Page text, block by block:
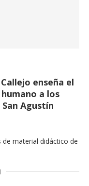
enseña el
a los
Agustín
material didáctico de